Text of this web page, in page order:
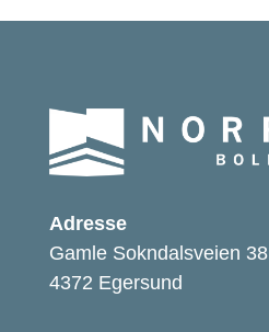
Adresse
Gamle Sokndalsveien 38
4372 Egersund